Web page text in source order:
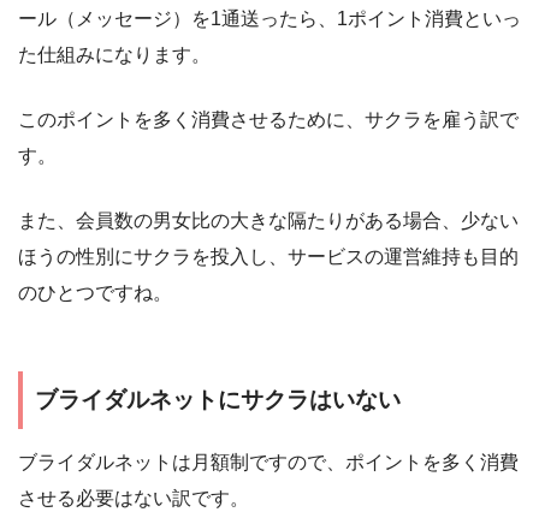
ール（メッセージ）を1通送ったら、1ポイント消費といっ
た仕組みになります。
このポイントを多く消費させるために、サクラを雇う訳で
す。
また、会員数の男女比の大きな隔たりがある場合、少ない
ほうの性別にサクラを投入し、サービスの運営維持も目的
のひとつですね。
ブライダルネットにサクラはいない
ブライダルネットは月額制ですので、ポイントを多く消費
させる必要はない訳です。